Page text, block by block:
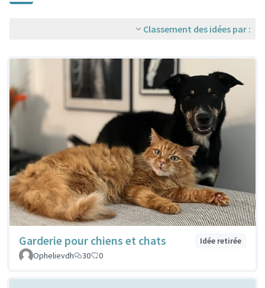
Classement des idées par :
Garderie pour chiens et chats
Idée retirée
Ophelievdh
30 0